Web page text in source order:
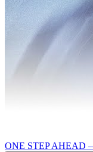
ONE STEP AHEAD